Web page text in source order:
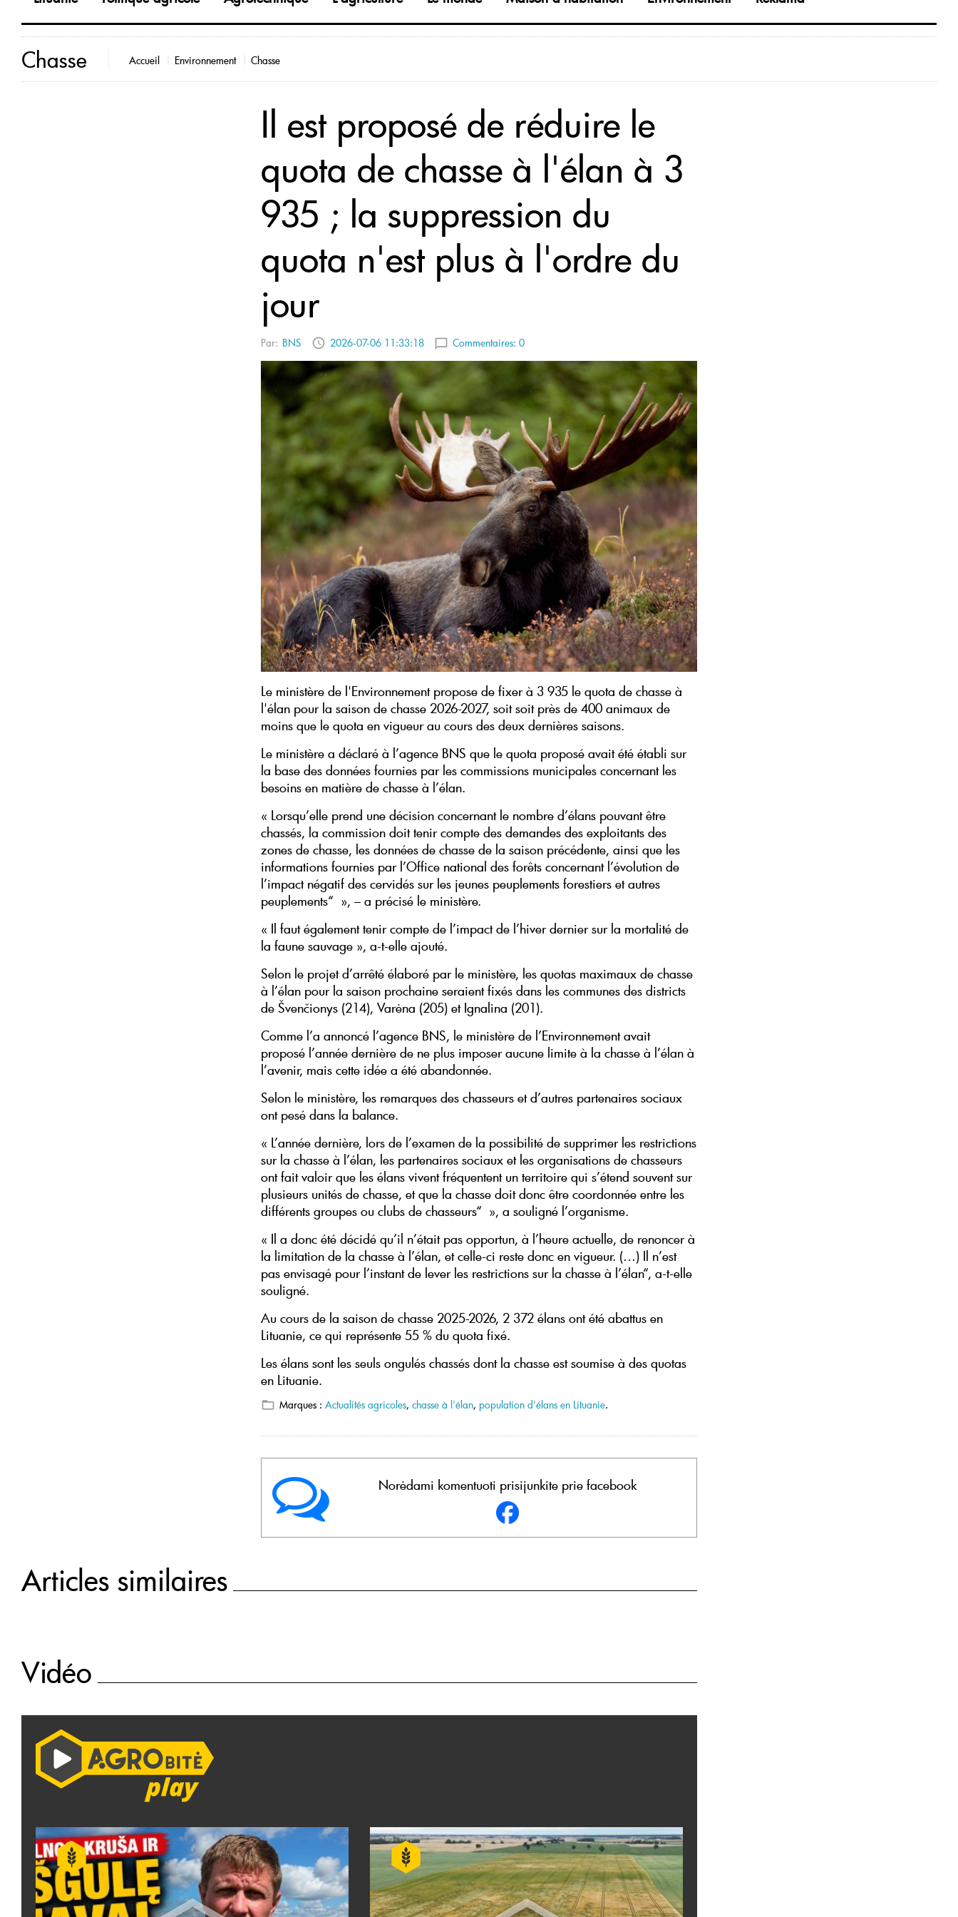
Chasse Accueil Environnement Chasse
Il est proposé de réduire le
quota de chasse à l'élan à 3
935 ; la suppression du
quota n'est plus à l'ordre du
jour
Par: BNS 2026-07-06 11:33:18 Commentaires: 0
Le ministère de l'Environnement propose de fixer à 3 935 le quota de chasse à
l'élan pour la saison de chasse 2026-2027, soit soit près de 400 animaux de
moins que le quota en vigueur au cours des deux dernières saisons.
Le ministère a déclaré à l’agence BNS que le quota proposé avait été établi sur
la base des données fournies par les commissions municipales concernant les
besoins en matière de chasse à l’élan.
« Lorsqu’elle prend une décision concernant le nombre d’élans pouvant être
chassés, la commission doit tenir compte des demandes des exploitants des
zones de chasse, les données de chasse de la saison précédente, ainsi que les
informations fournies par l’Office national des forêts concernant l’évolution de
l’impact négatif des cervidés sur les jeunes peuplements forestiers et autres
peuplements“ », – a précisé le ministère.
« Il faut également tenir compte de l’impact de l’hiver dernier sur la mortalité de
la faune sauvage », a-t-elle ajouté.
Selon le projet d’arrêté élaboré par le ministère, les quotas maximaux de chasse
à l’élan pour la saison prochaine seraient fixés dans les communes des districts
de Švenčionys (214), Varėna (205) et Ignalina (201).
Comme l’a annoncé l’agence BNS, le ministère de l’Environnement avait
proposé l’année dernière de ne plus imposer aucune limite à la chasse à l’élan à
l’avenir, mais cette idée a été abandonnée.
Selon le ministère, les remarques des chasseurs et d’autres partenaires sociaux
ont pesé dans la balance.
« L’année dernière, lors de l’examen de la possibilité de supprimer les restrictions
sur la chasse à l’élan, les partenaires sociaux et les organisations de chasseurs
ont fait valoir que les élans vivent fréquentent un territoire qui s’étend souvent sur
plusieurs unités de chasse, et que la chasse doit donc être coordonnée entre les
différents groupes ou clubs de chasseurs“ », a souligné l’organisme.
« Il a donc été décidé qu’il n’était pas opportun, à l’heure actuelle, de renoncer à
la limitation de la chasse à l’élan, et celle-ci reste donc en vigueur. (…) Il n’est
pas envisagé pour l’instant de lever les restrictions sur la chasse à l’élan“, a-t-elle
souligné.
Au cours de la saison de chasse 2025-2026, 2 372 élans ont été abattus en
Lituanie, ce qui représente 55 % du quota fixé.
Les élans sont les seuls ongulés chassés dont la chasse est soumise à des quotas
en Lituanie.
Marques : Actualités agricoles, chasse à l'élan, population d'élans en Lituanie.
Norėdami komentuoti prisijunkite prie facebook
Articles similaires
Vidéo